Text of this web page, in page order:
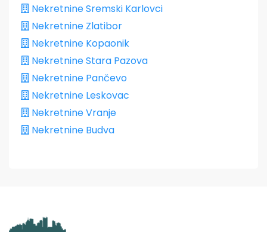
Nekretnine Sremski Karlovci
Nekretnine Zlatibor
Nekretnine Kopaonik
Nekretnine Stara Pazova
Nekretnine Pančevo
Nekretnine Leskovac
Nekretnine Vranje
Nekretnine Budva